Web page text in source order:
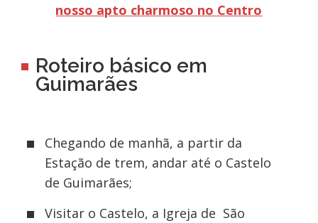
nosso apto charmoso no Centro
Roteiro básico em
Guimarães
Chegando de manhã, a partir da
Estação de trem, andar até o Castelo
de Guimarães;
Visitar o Castelo, a Igreja de São